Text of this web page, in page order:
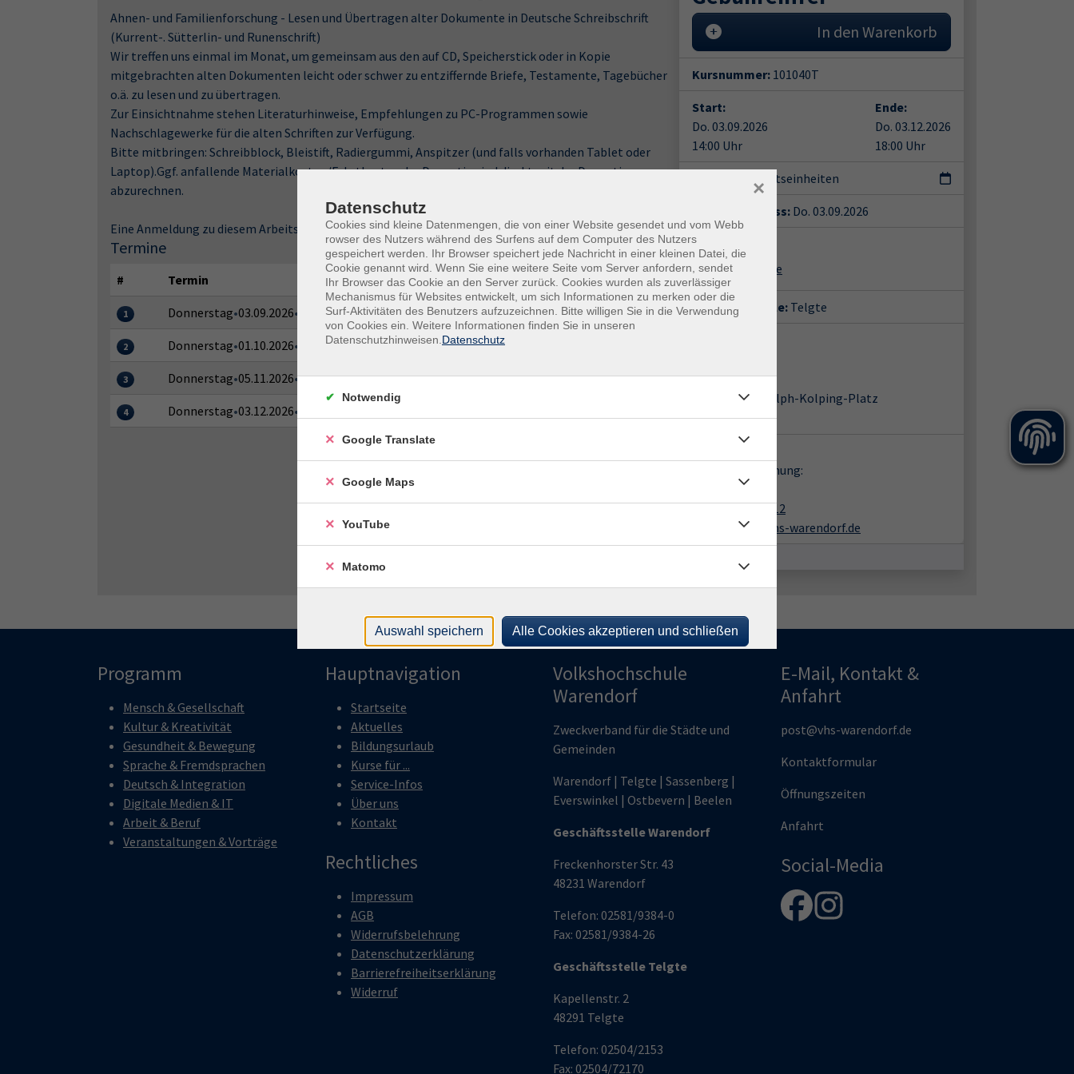
Ahnen- und Familienforschung - Lesen und Übertragen alter Dokumente in Deutsche Schreibschrift
(Kurrent-. Sütterlin- und Runenschrift)
Wir treffen uns einmal im Monat, um gemeinsam aus den auf CD, Speicherstick oder in Kopie
mitgebrachten alten Dokumenten leicht oder schwer zu entziffernde Briefe, Testamente, Tagebücher
o.ä. zu lesen und zu übertragen.
Zur Einsichtnahme stehen Literaturhinweise, Empfehlungen zu PC-Programmen sowie
Nachschlagewerke für die alten Schriften zur Verfügung.
Bitte mitbringen: Schreibblock, Bleistift, Radiergummi, Anspitzer (und falls vorhanden Tablet oder
Laptop).Ggf. anfallende Materialkosten/Fahrtkosten der Dozentin sind direkt mit der Dozentin
abzurechnen.
Eine Anmeldung zu diesem Arbeitskreis ist jederzeit möglich!
Termine
# Termin Ort / Raum
1 Donnerstag•03.09.2026• 14:00–18:00 Uhr VHS-Haus
2 Donnerstag•01.10.2026• 14:00–18:00 Uhr
3 Donnerstag•05.11.2026•14:00–18:00 Uhr VHS-Haus
4 Donnerstag•03.12.2026•
In den Warenkorb
Kursnummer: 101040T
Start:
Do. 03.09.2026
14:00 Uhr
Ende:
Do. 03.12.2026
18:00 Uhr
21.33 Unterrichtseinheiten
Anmeldeschluss: Do. 03.09.2026
Dozent*in:
Annette Schelte
Geschäftsstelle: Telgte
48291 Telgte
Baßfeld 5 / Adolph-Kolping-Platz
Raum 2
Fragen zur Buchung:
Frank Büning
02581-938412
buening@vhs-warendorf.de
Programm
Mensch & Gesellschaft
Kultur & Kreativität
Gesundheit & Bewegung
Sprache & Fremdsprachen
Deutsch & Integration
Digitale Medien & IT
Arbeit & Beruf
Veranstaltungen & Vorträge
Hauptnavigation
Startseite
Aktuelles
Bildungsurlaub
Kurse für ...
Service-Infos
Über uns
Kontakt
Rechtliches
Impressum
AGB
Widerrufsbelehrung
Datenschutzerklärung
Barrierefreiheitserklärung
Widerruf
Volkshochschule
Warendorf
Zweckverband für die Städte und
Gemeinden
Warendorf | Telgte | Sassenberg |
Everswinkel | Ostbevern | Beelen
Geschäftsstelle Warendorf
Freckenhorster Str. 43
48231 Warendorf
Telefon: 02581/9384-0
Fax: 02581/9384-26
Geschäftsstelle Telgte
Kapellenstr. 2
48291 Telgte
Telefon: 02504/2153
Fax: 02504/72170
E-Mail, Kontakt &
Anfahrt
post@vhs-warendorf.de
Kontaktformular
Öffnungszeiten
Anfahrt
Social-Media
Datenschutz
Cookies sind kleine Datenmengen, die von einer Website gesendet und vom Webb
rowser des Nutzers während des Surfens auf dem Computer des Nutzers
gespeichert werden. Ihr Browser speichert jede Nachricht in einer kleinen Datei, die
Cookie genannt wird. Wenn Sie eine weitere Seite vom Server anfordern, sendet
Ihr Browser das Cookie an den Server zurück. Cookies wurden als zuverlässiger
Mechanismus für Websites entwickelt, um sich Informationen zu merken oder die
Surf-Aktivitäten des Benutzers aufzuzeichnen. Bitte willigen Sie in die Verwendung
von Cookies ein. Weitere Informationen finden Sie in unseren
Datenschutzhinweisen. Datenschutz
×
Notwendig
Google Translate
Google Maps
YouTube
Matomo
Auswahl speichern Alle Cookies akzeptieren und schließen